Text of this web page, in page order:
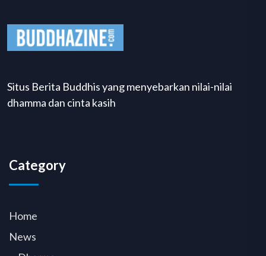
Situs Berita Buddhis yang menyebarkan nilai-nilai
dhamma dan cinta kasih
Category
Home
News